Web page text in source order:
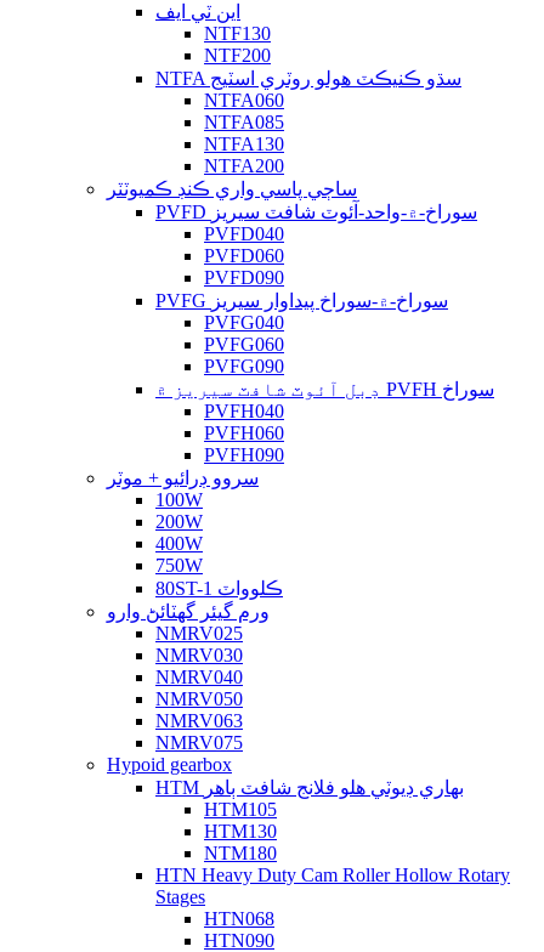
اين ٽي ايف
NTF130
NTF200
NTFA سڌو ڪنيڪٽ هولو روٽري اسٽيج
NTFA060
NTFA085
NTFA130
NTFA200
ساڄي پاسي واري ڪنڊ ڪميوٽٽر
PVFD سوراخ-۾-واحد-آئوٽ شافٽ سيريز
PVFD040
PVFD060
PVFD090
PVFG سوراخ-۾-سوراخ پيداوار سيريز
PVFG040
PVFG060
PVFG090
ڊبل آئوٽ شافٽ سيريز ۾ PVFH سوراخ
PVFH040
PVFH060
PVFH090
سروو ڊرائيو + موٽر
100W
200W
400W
750W
80ST-1 ڪلوواٽ
ورم گيئر گهٽائڻ وارو
NMRV025
NMRV030
NMRV040
NMRV050
NMRV063
NMRV075
Hypoid gearbox
HTM بھاري ڊيوٽي ھلو فلانج شافٽ ٻاھر
HTM105
HTM130
NTM180
HTN Heavy Duty Cam Roller Hollow Rotary
Stages
HTN068
HTN090